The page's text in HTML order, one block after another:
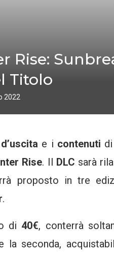
Rise:
Titolo
2022
e i contenuti di
Rise. Il DLC sarà
proposto in tre
.
di 40€, conterrà
la seconda,